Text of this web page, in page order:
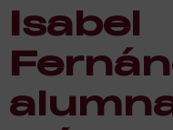
Isabel